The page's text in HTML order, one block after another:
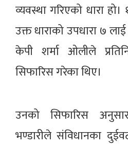
व्यवस्था गरिएको धारा
उक्त धाराको उपधारा ७ लाई
केपी शर्मा ओलीले
सिफारिस गरेका थिए।
उनको सिफारिस अनुसार
भण्डारीले संविधानका